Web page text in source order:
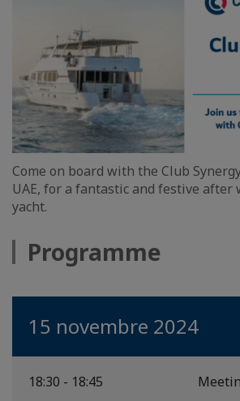
Come on board with the Club
UAE, for a fantastic and festive after
yacht.
Programme
15 novembre 2024
18:30 - 18:45